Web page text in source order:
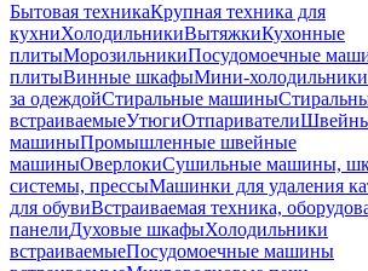
Бытовая техникаКрупная техника для
кухниХолодильникиВытяжкиКухонные
плитыМорозильникиПосудомоечные
плитыВинные шкафыМини-холодильники
за одеждойСтиральные машины
встраиваемыеУтюгиОтпариватели
машиныПромышленные швейные
машиныОверлокиСушильные машины,
системы, прессыМашинки для удаления
для обувиВстраиваемая техника,
панелиДуховые шкафыХолодильники
встраиваемыеПосудомоечные машины